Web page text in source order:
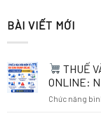
BÀI VIẾT MỚI
THUẾ
ONLINE:
Chức năng